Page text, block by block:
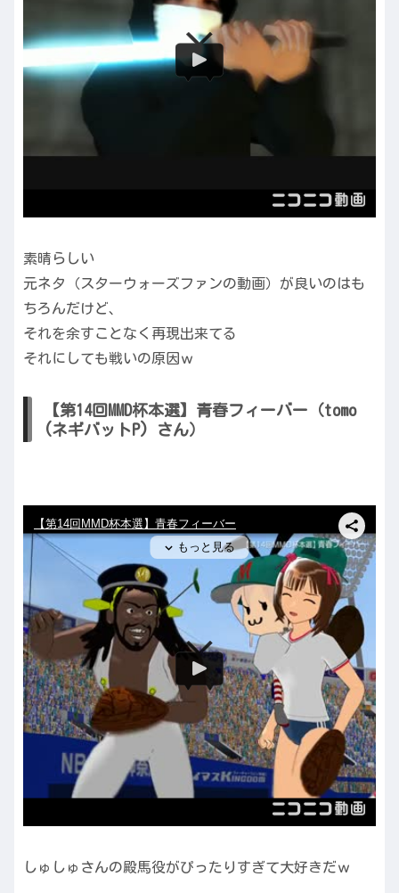
素晴らしい
元ネタ（スターウォーズファンの動画）が良いのはも
ちろんだけど、
それを余すことなく再現出来てる
それにしても戦いの原因ｗ
【第14回MMD杯本選】青春フィーバー（tomo
(ネギバットP) さん）
しゅしゅさんの殿馬役がぴったりすぎて大好きだｗ